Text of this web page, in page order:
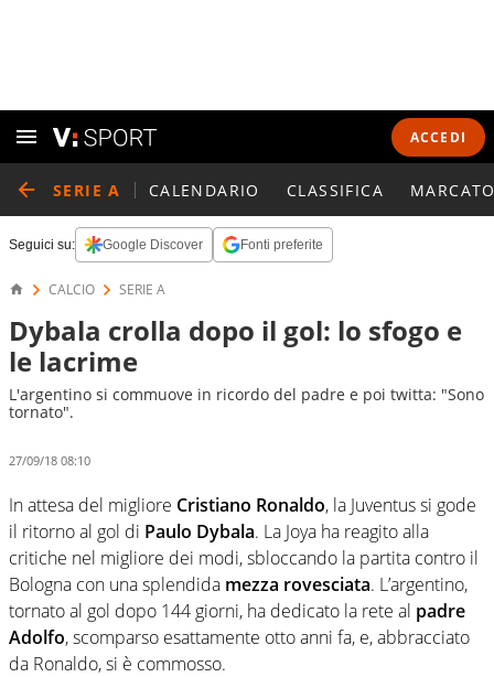
ACCEDI
SERIE A CALENDARIO CLASSIFICA
Seguici su: Google Discover Fonti preferite
CALCIO SERIE A
Dybala crolla dopo il gol: lo sfogo e
le lacrime
L'argentino si commuove in ricordo del padre e poi twitta: "Sono
tornato".
27/09/18 08:10
In attesa del migliore Cristiano Ronaldo, la Juventus si gode
il ritorno al gol di Paulo Dybala. La Joya ha reagito alla
critiche nel migliore dei modi, sbloccando la partita contro il
Bologna con una splendida mezza rovesciata. L’argentino,
tornato al gol dopo 144 giorni, ha dedicato la rete al padre
Adolfo, scomparso esattamente otto anni fa, e, abbracciato
da Ronaldo, si è commosso.